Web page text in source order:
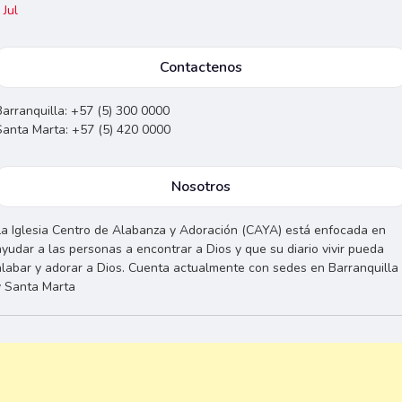
Jul
Contactenos
+57 (5) 300 0000
Marta: +57 (5) 420 0000
Nosotros
Iglesia Centro de Alabanza y Adoración (CAYA) está enfocada en
a las personas a encontrar a Dios y que su diario vivir pueda
y adorar a Dios. Cuenta actualmente con sedes en Barranquilla
Santa Marta